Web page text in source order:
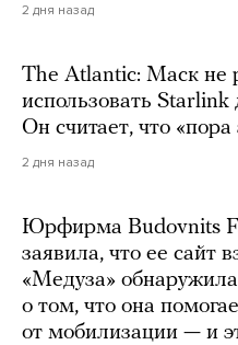
2 дня назад
The Atlantic: Маск не
использовать Starlink
Он считает, что
2 дня назад
Юрфирма Budovnits
заявила, что ее сайт
«Медуза»
о том, что она
от мобилизации — и